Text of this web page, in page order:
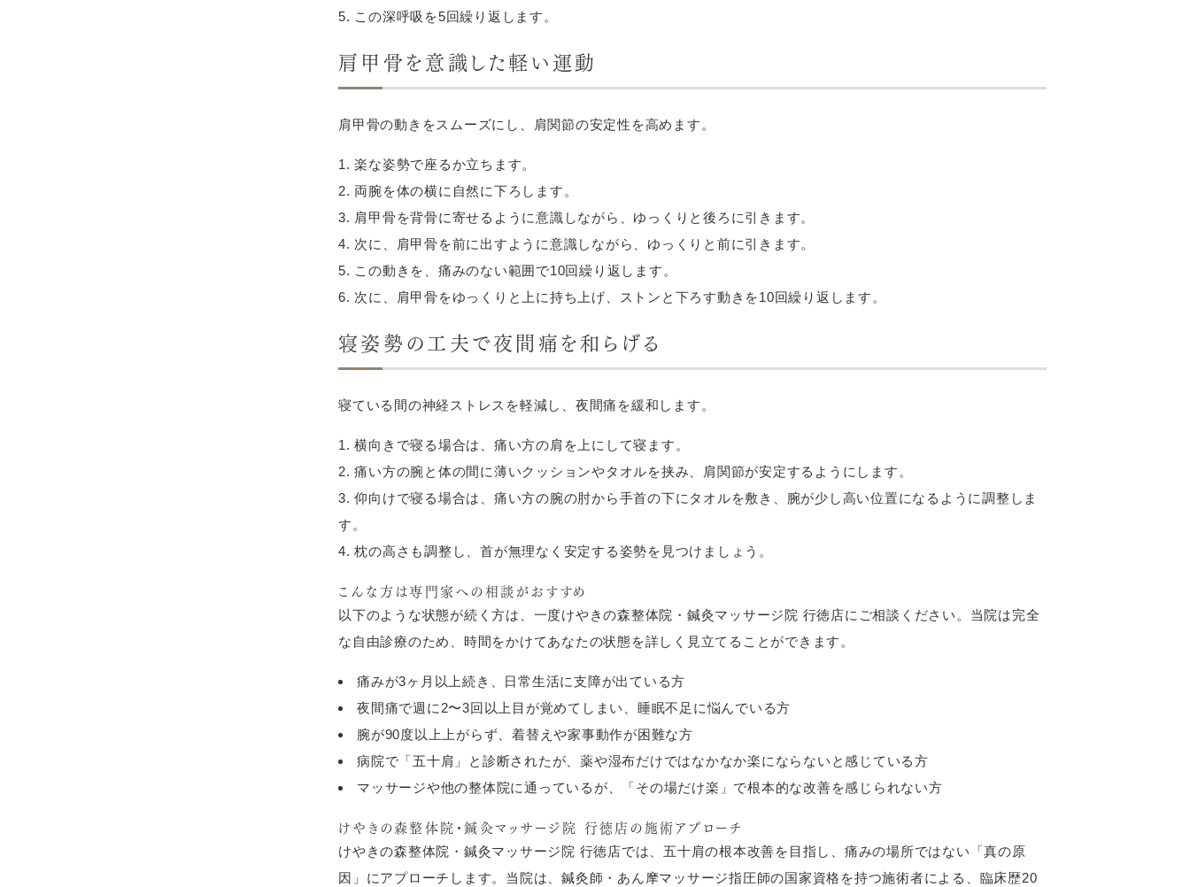
この深呼吸を5回繰り返します。
肩甲骨を意識した軽い運動
肩甲骨の動きをスムーズにし、肩関節の安定性を高めます。
楽な姿勢で座るか立ちます。
両腕を体の横に自然に下ろします。
肩甲骨を背骨に寄せるように意識しながら、ゆっくりと後ろに引きます。
次に、肩甲骨を前に出すように意識しながら、ゆっくりと前に引きます。
この動きを、痛みのない範囲で10回繰り返します。
次に、肩甲骨をゆっくりと上に持ち上げ、ストンと下ろす動きを10回繰り返します。
寝姿勢の工夫で夜間痛を和らげる
寝ている間の神経ストレスを軽減し、夜間痛を緩和します。
横向きで寝る場合は、痛い方の肩を上にして寝ます。
痛い方の腕と体の間に薄いクッションやタオルを挟み、肩関節が安定するようにします。
仰向けで寝る場合は、痛い方の腕の肘から手首の下にタオルを敷き、腕が少し高い位置になるように調整しま
す。
枕の高さも調整し、首が無理なく安定する姿勢を見つけましょう。
こんな方は専門家への相談がおすすめ
以下のような状態が続く方は、一度けやきの森整体院・鍼灸マッサージ院 行徳店にご相談ください。当院は完全
な自由診療のため、時間をかけてあなたの状態を詳しく見立てることができます。
痛みが3ヶ月以上続き、日常生活に支障が出ている方
夜間痛で週に2〜3回以上目が覚めてしまい、睡眠不足に悩んでいる方
腕が90度以上上がらず、着替えや家事動作が困難な方
病院で「五十肩」と診断されたが、薬や湿布だけではなかなか楽にならないと感じている方
マッサージや他の整体院に通っているが、「その場だけ楽」で根本的な改善を感じられない方
けやきの森整体院・鍼灸マッサージ院 行徳店の施術アプローチ
けやきの森整体院・鍼灸マッサージ院 行徳店では、五十肩の根本改善を目指し、痛みの場所ではない「真の原
因」にアプローチします。当院は、鍼灸師・あん摩マッサージ指圧師の国家資格を持つ施術者による、臨床歴20